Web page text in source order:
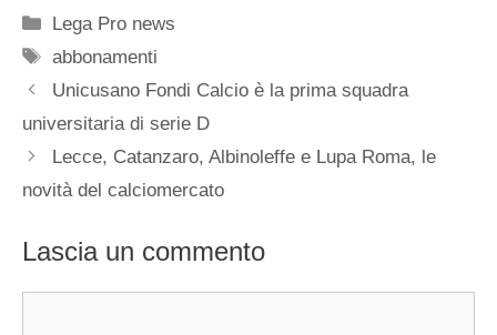
Categorie
Lega Pro news
Tag
abbonamenti
Unicusano Fondi Calcio è la prima squadra
universitaria di serie D
Lecce, Catanzaro, Albinoleffe e Lupa Roma, le
novità del calciomercato
Lascia un commento